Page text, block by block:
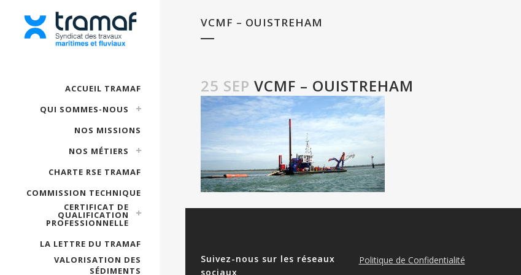
ACCUEIL TRAMAF
QUI SOMMES-NOUS
NOS MISSIONS
NOS MÉTIERS
CHARTE RSE TRAMAF
COMMISSION TECHNIQUE
CERTIFICAT DE
QUALIFICATION
PROFESSIONNELLE
LA LETTRE DU TRAMAF
VALORISATION DES
SÉDIMENTS
VCMF – OUISTREHAM
25 SEP VCMF – OUISTREHAM
Suivez-nous sur les réseaux
sociaux
Politique de Confidentialité